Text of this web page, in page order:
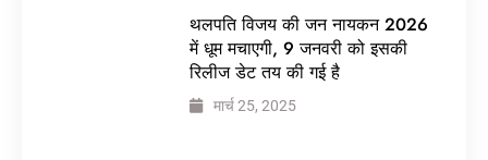
थलपति विजय की जन नायकन 2026
में धूम मचाएगी, 9 जनवरी को इसकी
रिलीज डेट तय की गई है
मार्च 25, 2025